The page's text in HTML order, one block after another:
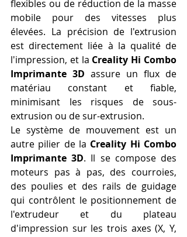
flexibles ou de réduction de la masse
mobile pour des vitesses plus
élevées. La précision de l'extrusion
est directement liée à la qualité de
l'impression, et la Creality Hi Combo
Imprimante 3D assure un flux de
matériau constant et fiable,
minimisant les risques de sous-
extrusion ou de sur-extrusion.
Le système de mouvement est un
autre pilier de la Creality Hi Combo
Imprimante 3D. Il se compose des
moteurs pas à pas, des courroies,
des poulies et des rails de guidage
qui contrôlent le positionnement de
l'extrudeur et du plateau
d'impression sur les trois axes (X, Y,